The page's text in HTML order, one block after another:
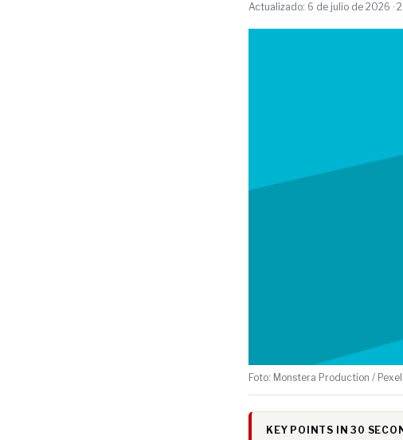
Actualizado: 6 de julio de 2026 ·
Foto: Monstera Production /
KEY POINTS IN 30